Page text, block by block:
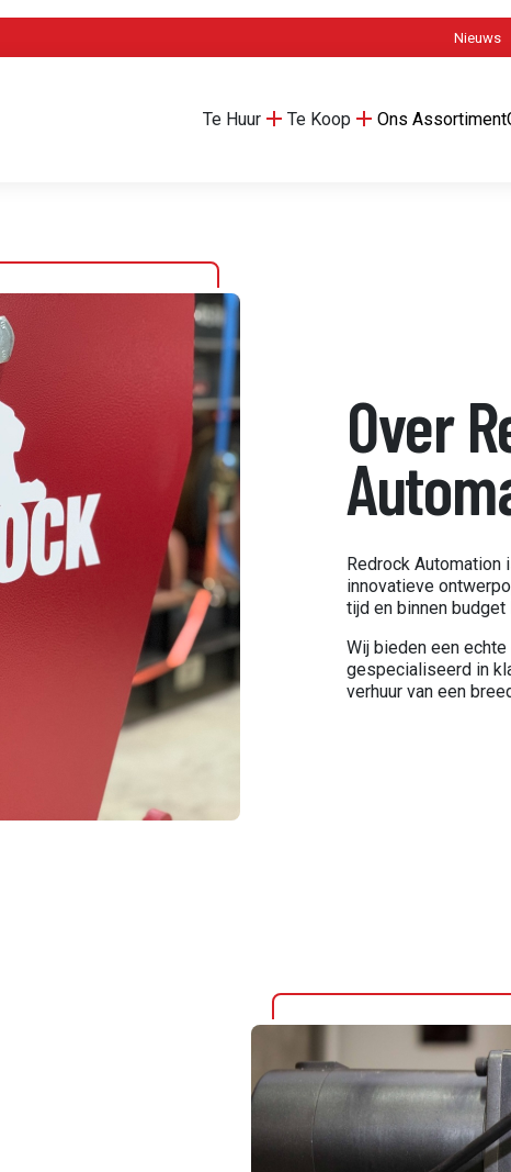
Nieuws
Te Huur Te Koop Ons Assortiment
Over
Redrock Automation
innovatieve
tijd en binnen
Wij bieden een
gespecialiseerd in
verhuur van een